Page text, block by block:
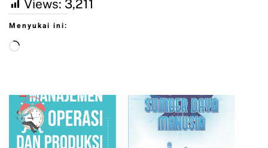
Views: 3,211
Menyukai ini: